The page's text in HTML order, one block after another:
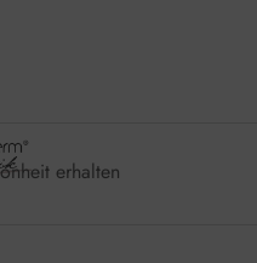
erhalten